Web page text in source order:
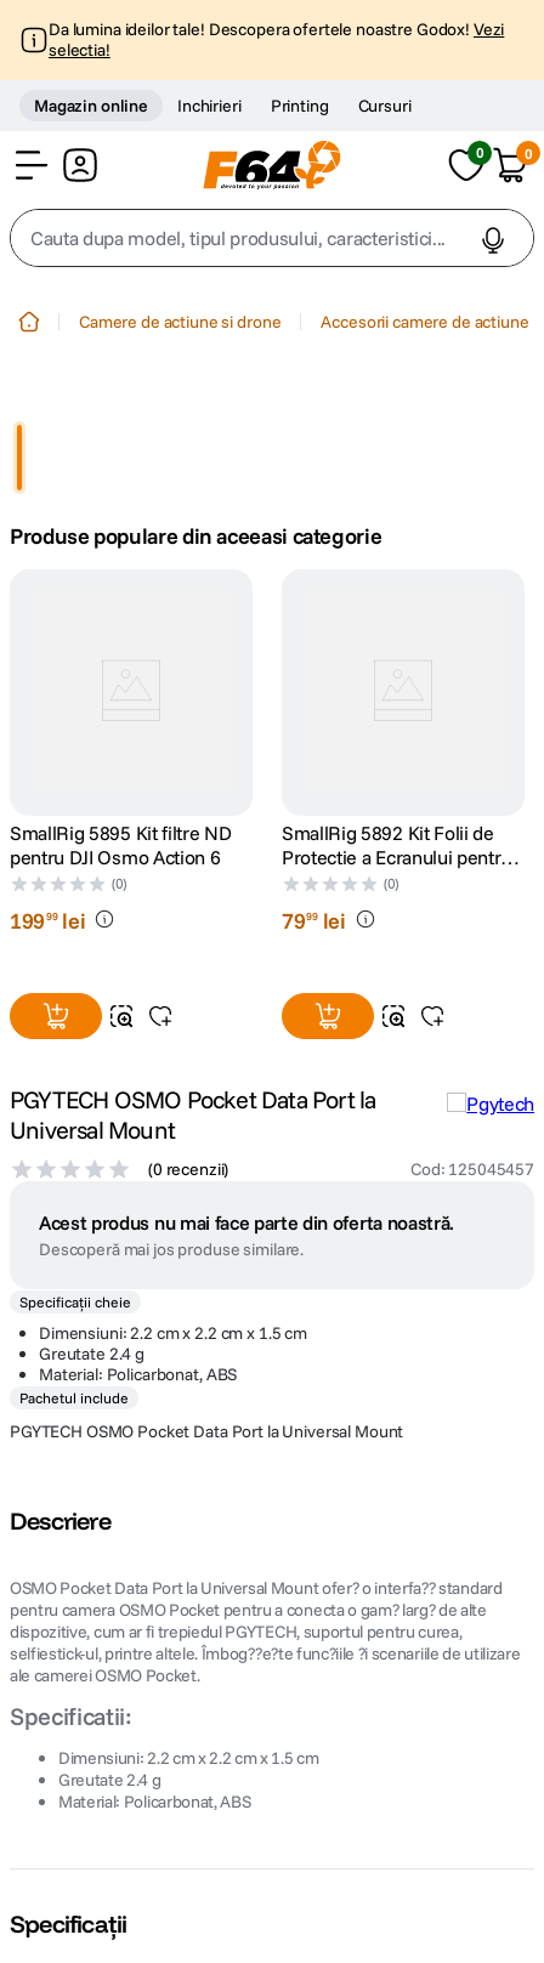
Da lumina ideilor tale! Descopera ofertele noastre Godox! Vezi
selectia!
Magazin online Inchirieri Printing Cursuri
0 0
Cauta dupa model, tipul produsului, caracteristici...
4. peak design
9. dji mic mini
10 . dji osmo pocket 4
Camere de actiune si drone Accesorii camere de actiune
Produse populare din aceeasi categorie
SmallRig 5895 Kit filtre ND
pentru DJI Osmo Action 6
(0)
19999 lei
SmallRig 5892 Kit Folii de
Protectie a Ecranului pentru
DJI Osmo Action 6
(0)
7999 lei
PGYTECH OSMO Pocket Data Port la
Universal Mount
(0 recenzii) Cod: 125045457
Acest produs nu mai face parte din oferta noastră.
Descoperă mai jos produse similare.
Specificații cheie
Dimensiuni: 2.2 cm x 2.2 cm x 1.5 cm
Greutate 2.4 g
Material: Policarbonat, ABS
Pachetul include
PGYTECH OSMO Pocket Data Port la Universal Mount
Descriere
OSMO Pocket Data Port la Universal Mount ofer? o interfa?? standard
pentru camera OSMO Pocket pentru a conecta o gam? larg? de alte
dispozitive, cum ar fi trepiedul PGYTECH, suportul pentru curea,
selfiestick-ul, printre altele. Îmbog??e?te func?iile ?i scenariile de utilizare
ale camerei OSMO Pocket.
Specificatii:
Dimensiuni: 2.2 cm x 2.2 cm x 1.5 cm
Greutate 2.4 g
Material: Policarbonat, ABS
Specificații